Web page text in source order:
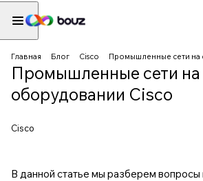
Главная Блог Cisco Промышленные сети на
Промышленные сети на
оборудовании Cisco
Cisco
В данной статье мы разберем